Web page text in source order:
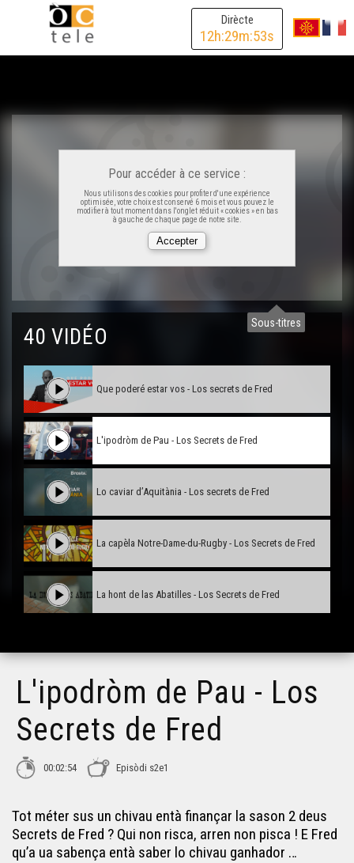
Dirècte
12h:29m:53s
Sous-titres
Pour accéder à ce service :
Nous utilisons des cookies pour profiter d'une expérience
optimisée, votre choix est conservé 6 mois et vous pouvez le
modifier à tout moment dans l'onglet réduit « cookies » en bas
à gauche de chaque page de notre site.
40 VIDÉOLo baloard de las Pireneas - Los Secrets de Fred
Que poderé estar vos - Los secrets de Fred
L'ipodròm de Pau - Los Secrets de Fred
Lo caviar d’Aquitània - Los secrets de Fred
La capèla Notre-Dame-du-Rugby - Los Secrets de Fred
La hont de las Abatilles - Los Secrets de Fred
Lo pont de la legenda - Los Secrets de Fred
Los Secrets de Fred
Lo camp de Gurs - Los Secrets de Fred
L'ipodròm de Pau - Los
Secrets de Fred
00:02:54 Episòdi s2e1
Tot méter sus un chivau entà finançar la sason 2 deus
Secrets de Fred ? Qui non risca, arren non pisca ! E Fred
qu’a ua sabença entà saber lo chivau ganhador …